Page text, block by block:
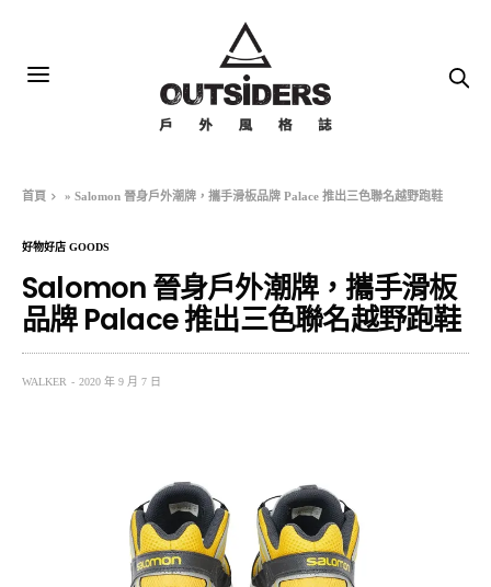
首頁 »Salomon 晉身戶外潮牌，攜手滑板品牌 Palace 推出三色聯名越野跑鞋
好物好店 GOODS
Salomon 晉身戶外潮牌，攜手滑板
品牌 Palace 推出三色聯名越野跑鞋
WALKER 2020 年 9 月 7 日